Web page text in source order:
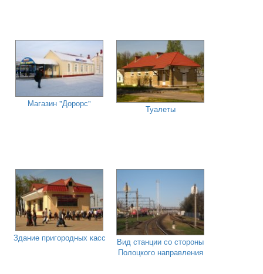
Магазин "Дорорс"
Туалеты
Здание пригородных касс
Вид станции со стороны
Полоцкого направления